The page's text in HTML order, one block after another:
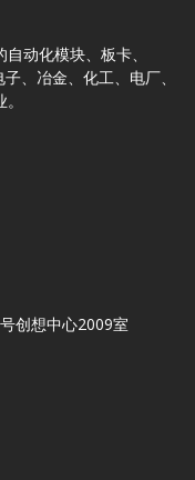
动化模块、板卡、
、冶金、化工、电厂、
创想中心2009室